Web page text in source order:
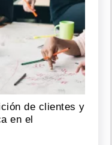
de clientes y
en el